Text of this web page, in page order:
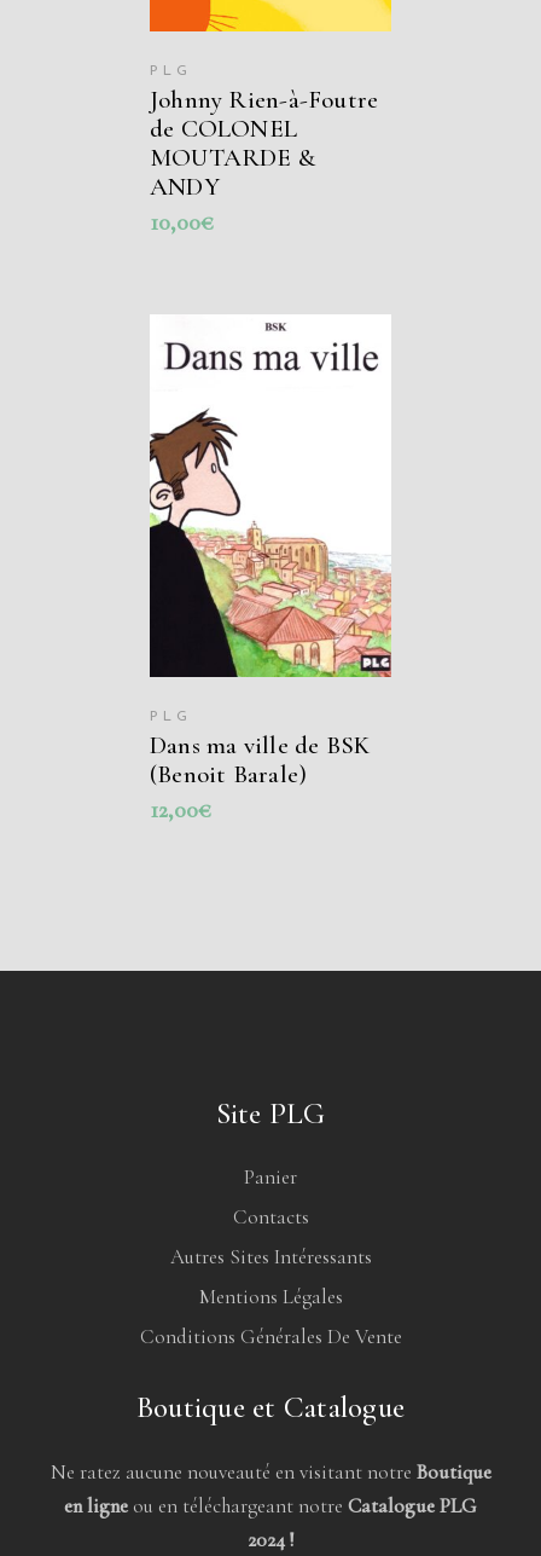
PLG
Johnny Rien-à-Foutre
de COLONEL
MOUTARDE &
ANDY
10,00€
AJOUTER AU
PANIER
PLG
Dans ma ville de BSK
(Benoit Barale)
12,00€
Site PLG
Panier
Contacts
Autres Sites Intéressants
Mentions Légales
Conditions Générales De Vente
Boutique et Catalogue
Ne ratez aucune nouveauté en visitant notre Boutique
en ligne ou en téléchargeant notre Catalogue PLG
2024 !